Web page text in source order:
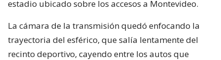
estadio ubicado sobre los accesos a Montevideo.
La cámara de la transmisión quedó enfocando la
trayectoria del esférico, que salía lentamente del
recinto deportivo, cayendo entre los autos que